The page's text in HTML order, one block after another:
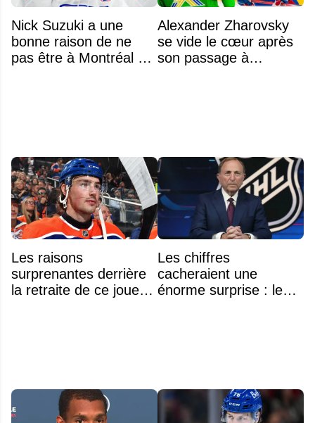
Nick Suzuki a une
bonne raison de ne
pas être à Montréal cet
Alexander Zharovsky
se vide le cœur après
son passage à
Les raisons
surprenantes derrière
la retraite de ce joueur
Les chiffres
cacheraient une
énorme surprise : le